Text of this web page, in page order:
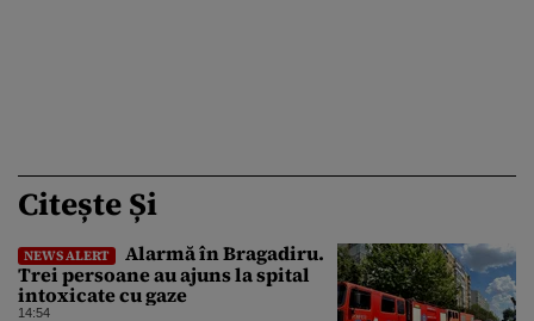
Citește Și
NEWS ALERT
Alarmă în Bragadiru.
Trei persoane au ajuns la spital
intoxicate cu gaze
14:54